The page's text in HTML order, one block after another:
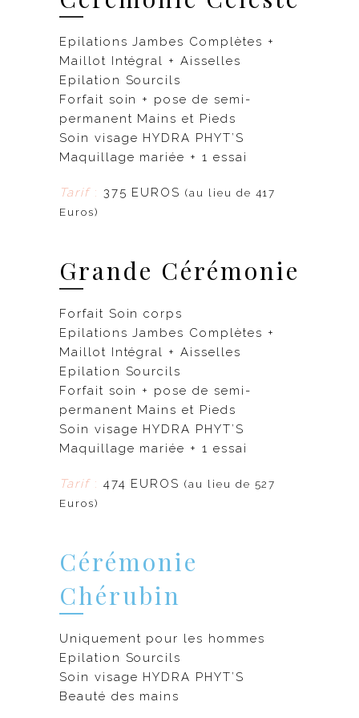
Epilations Jambes Complètes +
Maillot Intégral + Aisselles
Epilation Sourcils
Forfait soin + pose de semi-
permanent Mains et Pieds
Soin visage HYDRA PHYT’S
Maquillage mariée + 1 essai
Tarif: 375 EUROS(au lieu de 417
Euros)
Grande Cérémonie
Forfait Soin corps
Epilations Jambes Complètes +
Maillot Intégral + Aisselles
Epilation Sourcils
Forfait soin + pose de semi-
permanent Mains et Pieds
Soin visage HYDRA PHYT’S
Maquillage mariée + 1 essai
Tarif: 474 EUROS(au lieu de 527
Euros)
Cérémonie
Chérubin
Uniquement pour les hommes
Epilation Sourcils
Soin visage HYDRA PHYT’S
Beauté des mains